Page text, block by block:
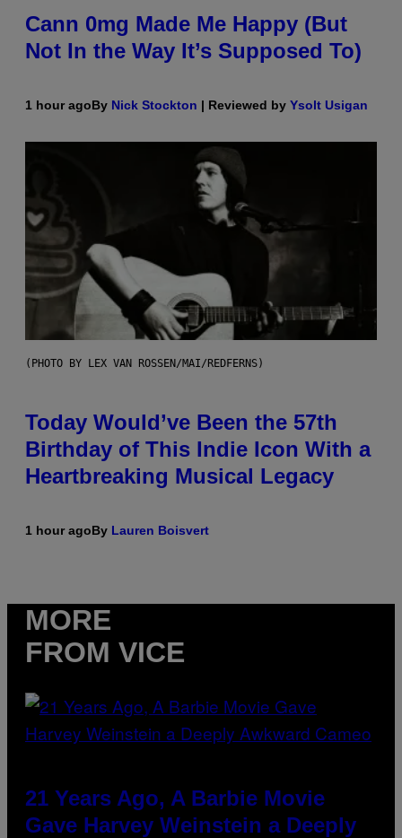
Cann 0mg Made Me Happy (But
Not In the Way It’s Supposed To)
1 hour agoBy Nick Stockton | Reviewed by Ysolt Usigan
(PHOTO BY LEX VAN ROSSEN/MAI/REDFERNS)
Today Would’ve Been the 57th
Birthday of This Indie Icon With a
Heartbreaking Musical Legacy
1 hour agoBy Lauren Boisvert
MORE
FROM VICE
21 Years Ago, A Barbie Movie
Gave Harvey Weinstein a Deeply